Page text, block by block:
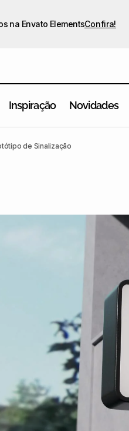
na Envato ElementsConfira!
Inspiração Novidades
de Sinalização